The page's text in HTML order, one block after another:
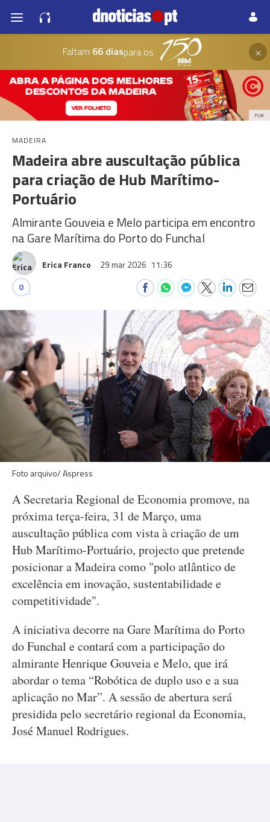
Faltam 66 diaspara os ×
PUB
MADEIRA
Madeira abre auscultação pública
para criação de Hub Marítimo-
Portuário
Almirante Gouveia e Melo participa em encontro
na Gare Marítima do Porto do Funchal
Erica Franco 29 mar 2026 11:36
0
Foto arquivo/ Aspress
A Secretaria Regional de Economia promove, na
próxima terça-feira, 31 de Março, uma
auscultação pública com vista à criação de um
Hub Marítimo-Portuário, projecto que pretende
posicionar a Madeira como "polo atlântico de
excelência em inovação, sustentabilidade e
competitividade".
A iniciativa decorre na Gare Marítima do Porto
do Funchal e contará com a participação do
almirante Henrique Gouveia e Melo, que irá
abordar o tema “Robótica de duplo uso e a sua
aplicação no Mar”. A sessão de abertura será
presidida pelo secretário regional da Economia,
José Manuel Rodrigues.